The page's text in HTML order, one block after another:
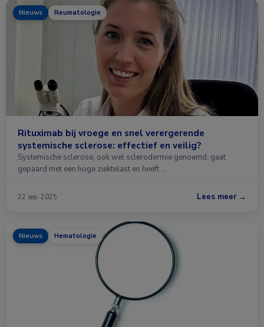
Nieuws Reumatologie
Rituximab bij vroege en snel verergerende
systemische sclerose: effectief en veilig?
Systemische sclerose, ook wel sclerodermie genoemd, gaat
gepaard met een hoge ziektelast en heeft …
22 sep. 2025 Lees meer →
Nieuws Hematologie